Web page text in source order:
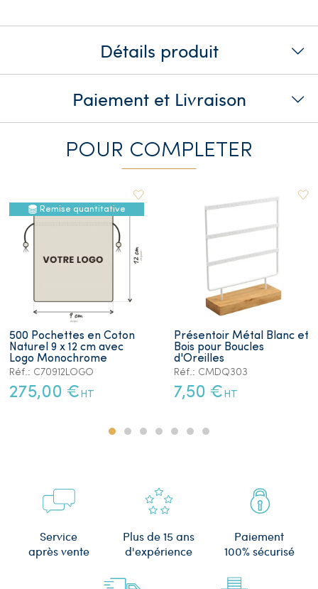
Détails produit
Paiement et Livraison
POUR COMPLETER
Remise quantitative
500 Pochettes en Coton
Naturel 9 x 12 cm avec
Logo Monochrome
Réf.: C70912LOGO
275,00 € HT
Présentoir Métal Blanc et
Bois pour Boucles
d'Oreilles
Réf.: CMDQ303
7,50 € HT
Service
après vente
Plus de 15 ans
d'expérience
Paiement
100% sécurisé